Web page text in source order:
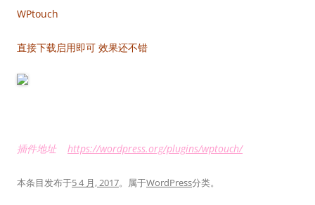
WPtouch
直接下载启用即可 效果还不错
插件地址 https://wordpress.org/plugins/wptouch/
本条目发布于5 4 月, 2017。属于WordPress分类。